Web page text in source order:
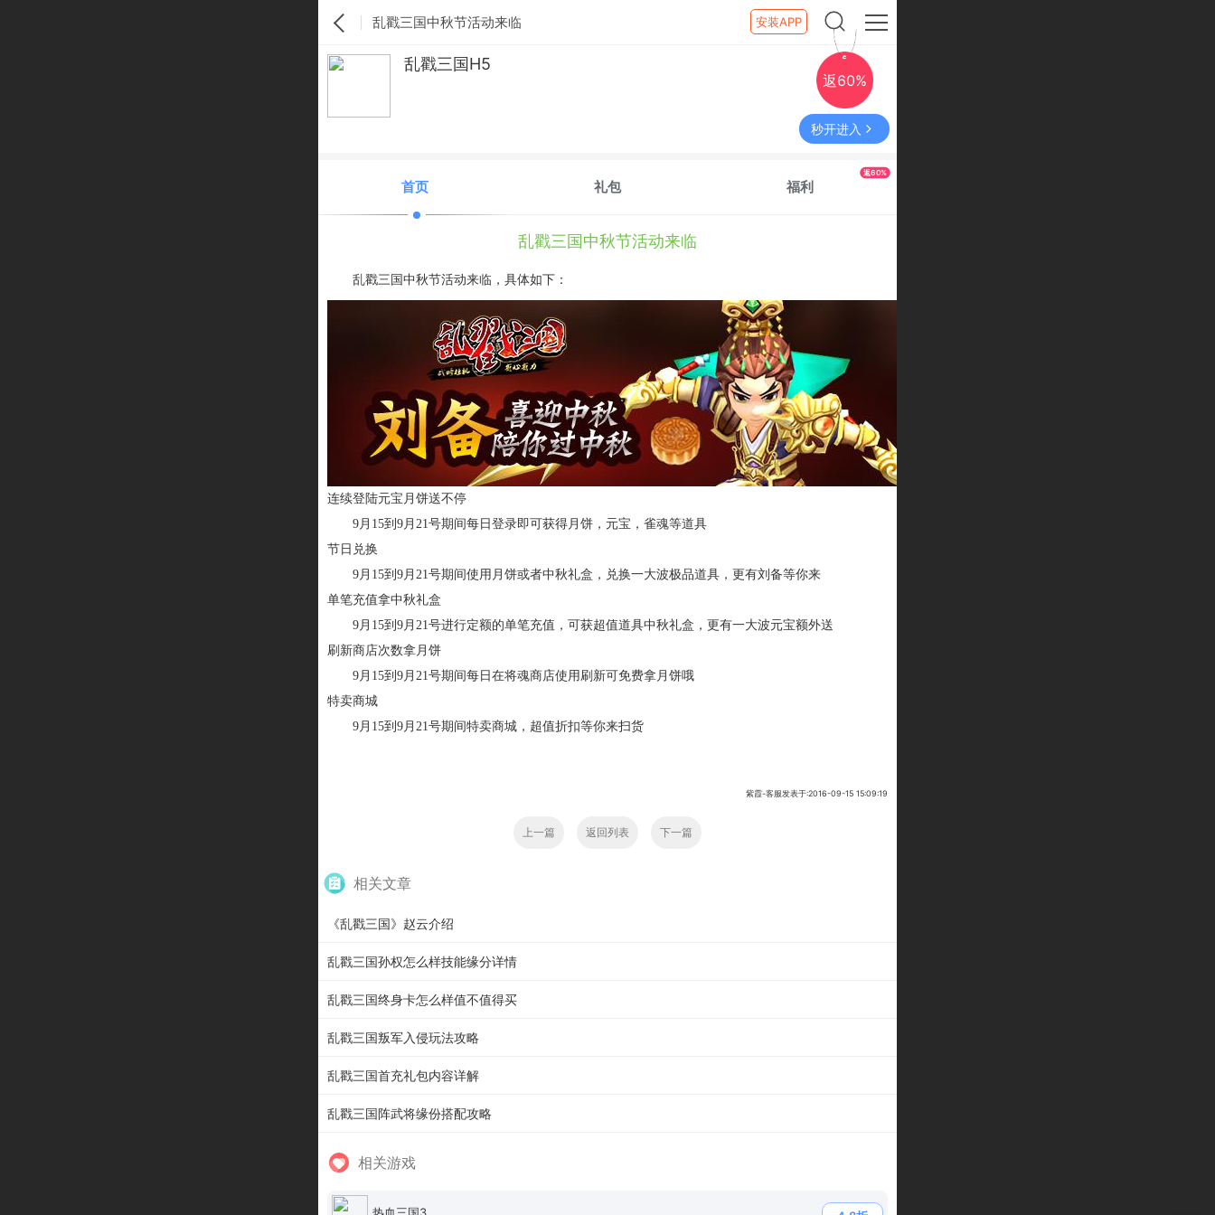
乱戳三国中秋节活动来临 安装APP
乱戳三国H5
返60%
秒开进入
首页 礼包 福利
返60%
乱戳三国中秋节活动来临
乱戳三国中秋节活动来临，具体如下：
连续登陆元宝月饼送不停
9月15到9月21号期间每日登录即可获得月饼，元宝，雀魂等道具
节日兑换
9月15到9月21号期间使用月饼或者中秋礼盒，兑换一大波极品道具，更有刘备等你来
单笔充值拿中秋礼盒
9月15到9月21号进行定额的单笔充值，可获超值道具中秋礼盒，更有一大波元宝额外送
刷新商店次数拿月饼
9月15到9月21号期间每日在将魂商店使用刷新可免费拿月饼哦
特卖商城
9月15到9月21号期间特卖商城，超值折扣等你来扫货
紫霞-客服发表于:2016-09-15 15:09:19
上一篇 返回列表 下一篇
相关文章
《乱戳三国》赵云介绍
乱戳三国孙权怎么样技能缘分详情
乱戳三国终身卡怎么样值不值得买
乱戳三国叛军入侵玩法攻略
乱戳三国首充礼包内容详解
乱戳三国阵武将缘份搭配攻略
相关游戏